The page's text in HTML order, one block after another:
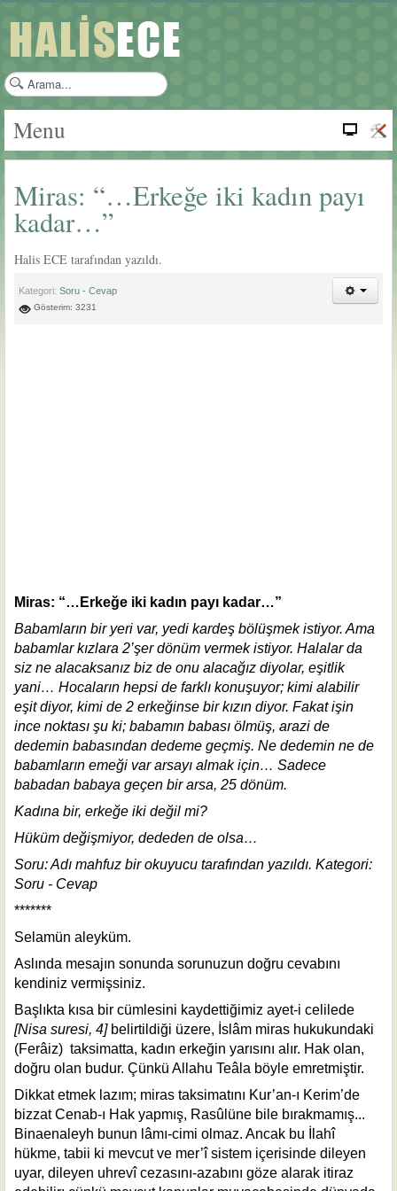
a
a
Menu
Miras: “…Erkeğe iki kadın payı
kadar…”
Halis ECE tarafından yazıldı.
Kategori: Soru - Cevap
Gösterim: 3231
Miras: “… Erkeğe iki kadın payı kadar…”
Babamların bir yeri var, yedi kardeş bölüşmek istiyor. Ama
babamlar kızlara 2’şer dönüm vermek istiyor. Halalar da
siz ne alacaksanız biz de onu alacağız diyolar, eşitlik
yani… Hocaların hepsi de farklı konuşuyor; kimi alabilir
eşit diyor, kimi de 2 erkeğinse bir kızın diyor. Fakat işin
ince noktası şu ki; babamın babası ölmüş, arazi de
dedemin babasından dedeme geçmiş. Ne dedemin ne de
babamların emeği var arsayı almak için… Sadece
babadan babaya geçen bir arsa, 25 dönüm.
Kadına bir, erkeğe iki değil mi?
Hüküm değişmiyor, dededen de olsa…
Soru: Adı mahfuz bir okuyucu tarafından yazıldı. Kategori:
Soru - Cevap
*******
Selamün aleyküm.
Aslında mesajın sonunda sorunuzun doğru cevabını
kendiniz vermişsiniz.
Başlıkta kısa bir cümlesini kaydettiğimiz ayet-i celilede
[Nisa suresi, 4]belirtildiği üzere, İslâm miras hukukundaki
(Ferâiz) taksimatta, kadın erkeğin yarısını alır. Hak olan,
doğru olan budur. Çünkü Allahu Teâla böyle emretmiştir.
Dikkat etmek lazım; miras taksimatını Kur’an-ı Kerim’de
bizzat Cenab-ı Hak yapmış, Rasûlüne bile bırakmamış...
Binaenaleyh bunun lâmı-cimi olmaz. Ancak bu İlahî
hükme, tabii ki mevcut ve mer’î sistem içerisinde dileyen
uyar, dileyen uhrevî cezasını-azabını göze alarak itiraz